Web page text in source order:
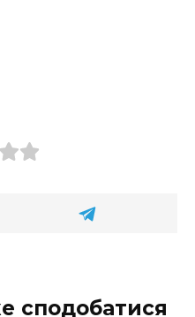
сподобатися